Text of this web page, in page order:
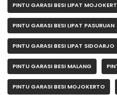
PINTU GARASI BESI LIPAT
PINTU GARASI BESI LIPAT PASURUAN
PINTU GARASI BESI LIPAT SIDOARJO
PINTU GARASI BESI MALANG
PINTU GARASI BESI MOJOKERTO